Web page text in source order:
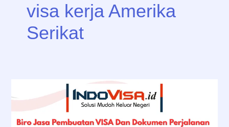
visa kerja Amerika
Serikat